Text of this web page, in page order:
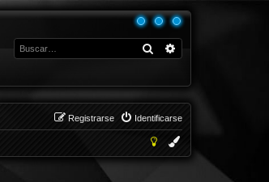
Buscar
Identificarse
Registrarse